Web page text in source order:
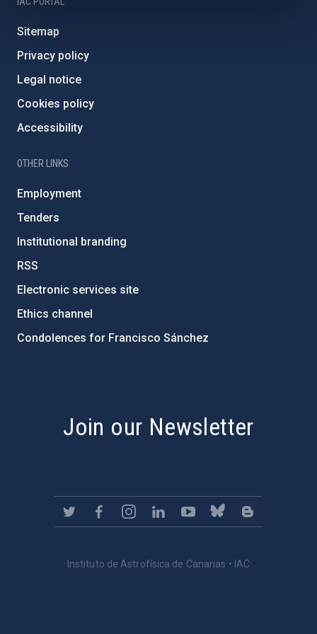
Sitemap
Privacy policy
Legal notice
Cookies policy
Accessibility
OTHER LINKS
Employment
Tenders
Institutional branding
RSS
Electronic services site
Ethics channel
Condolences for Francisco Sánchez
Join our Newsletter
Instituto de Astrofísica de Canarias • IAC